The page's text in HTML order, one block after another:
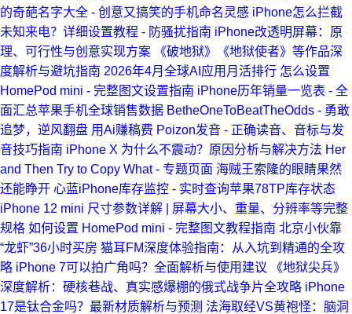
的奇葩名字大全 - 创意又搞笑的手机命名灵感 iPhone怎么拦截
未知来电？详细设置教程 - 防骚扰指南 iPhone改透明屏幕：原
理、可行性与创意实现方案
《破地狱》《地狱使者》等作品深
度解析与避坑指南 2026年4月全球AI应用月活排行 怎么设置
HomePod mini - 完整图文设置指南 iPhone历年销量一览表 - 全
面汇总苹果手机全球销售数据 BetheOneToBeatTheOdds - 勇敢
追梦，逆风翻盘 用Ai赚稿费 Poizon发音 - 正确读音、音标与发
音技巧指南 iPhone X 为什么不震动？原因分析与解决方法 Her
and Then Try to Copy What - 专题页面 海贼王索隆的眼睛果然
还能睁开 心蓝iPhone库存监控 - 实时查询苹果78TP库存状态
iPhone 12 mini 尺寸参数详解 | 屏幕大小、重量、分辨率等完整
规格 如何设置 HomePod mini - 完整图文教程指南 北京小伙靠
“龙虾”36小时买房 猫耳FM深度体验指南：从入坑到精通的全攻
略 iPhone 7可以拍广角吗？全面解析与使用建议
《地狱尖兵》
深度解析：硬核巷战、真实感爆棚的俄式战争片全攻略 iPhone
17是钛合金吗？最新材质解析与预测 法海取经VS黄袍怪：脑洞